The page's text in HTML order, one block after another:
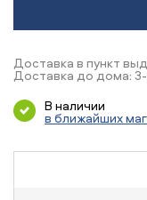
Доставка в пункт
Доставка до дома:
В наличии
в ближайших